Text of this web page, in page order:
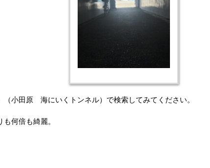
（小田原 海にいくトンネル）で検索してみてください。
も何倍も綺麗。